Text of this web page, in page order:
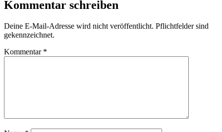
Kommentar schreiben
Deine E-Mail-Adresse wird nicht veröffentlicht. Pflichtfelder sind
gekennzeichnet.
Kommentar *